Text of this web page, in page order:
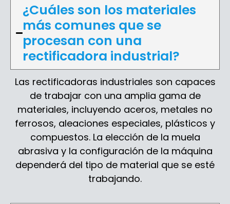
¿Cuáles son los materiales
más comunes que se
procesan con una
rectificadora industrial?
Las rectificadoras industriales son capaces
de trabajar con una amplia gama de
materiales, incluyendo aceros, metales no
ferrosos, aleaciones especiales, plásticos y
compuestos. La elección de la muela
abrasiva y la configuración de la máquina
dependerá del tipo de material que se esté
trabajando.